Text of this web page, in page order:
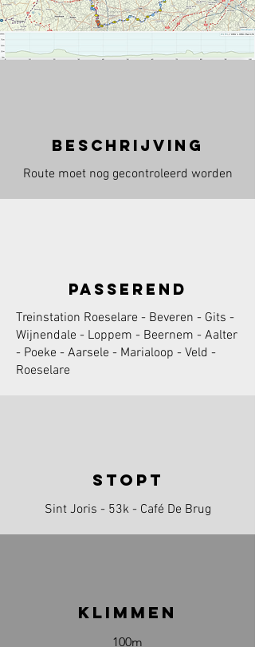
beschrijving
Route moet nog gecontroleerd worden
passerend
Treinstation Roeselare - Beveren - Gits -
Wijnendale - Loppem - Beernem - Aalter
- Poeke - Aarsele - Marialoop - Veld -
Roeselare
stopt
Sint Joris - 53k - Café De Brug
klimmen
100m